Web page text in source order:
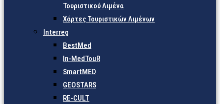
Τουριστικού Λιμένα
Χάρτες Τουριστικών Λιμένων
Interreg
BestMed
In-MedTouR
SmartMED
GEOSTARS
RE-CULT